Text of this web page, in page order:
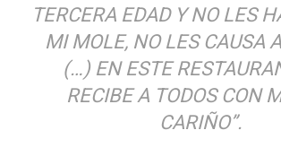
TERCERA EDAD Y NO LES
MI MOLE, NO LES CAUSA
(…) EN ESTE
RECIBE A TODOS CON
CARIÑO”.